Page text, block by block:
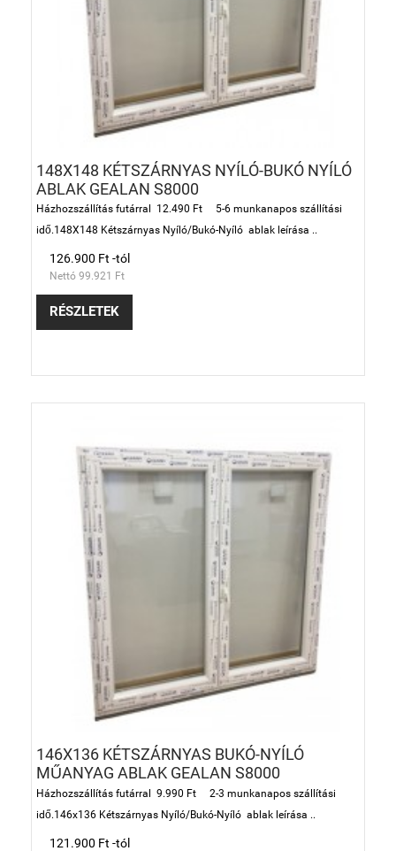
148X148 KÉTSZÁRNYAS NYÍLÓ-BUKÓ NYÍLÓ
ABLAK GEALAN S8000
Házhozszállítás futárral 12.490 Ft 5-6 munkanapos szállítási
idő.148X148 Kétszárnyas Nyíló/Bukó-Nyíló ablak leírása ..
126.900 Ft -tól
Nettó 99.921 Ft
RÉSZLETEK
146X136 KÉTSZÁRNYAS BUKÓ-NYÍLÓ
MŰANYAG ABLAK GEALAN S8000
Házhozszállítás futárral 9.990 Ft 2-3 munkanapos szállítási
idő.146x136 Kétszárnyas Nyíló/Bukó-Nyíló ablak leírása ..
121.900 Ft -tól